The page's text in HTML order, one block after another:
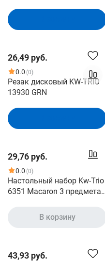
26,49 руб.
0.0 (0)
Резак дисковый KW-TRIO
13930 GRN
29,76 руб.
0.0 (0)
Настольный набор Kw-Trio
6351 Macaron 3 предмета
В корзину
43,93 руб.